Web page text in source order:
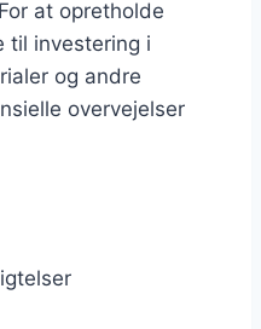
at opretholde
til investering i
og andre
overvejelser